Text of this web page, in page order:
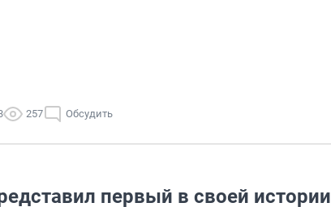
257 Обсудить
первый в своей истории